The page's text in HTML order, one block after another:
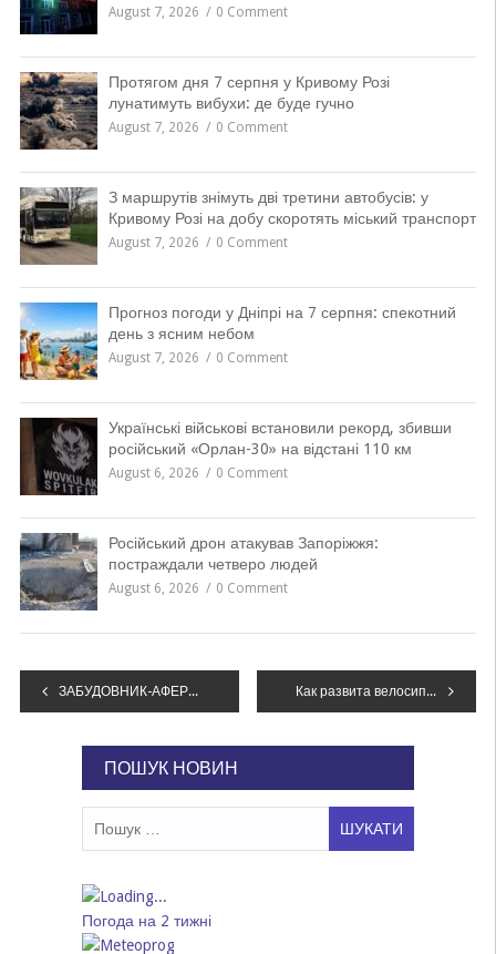
August 7, 2026 0 Comment
Протягом дня 7 серпня у Кривому Розі
лунатимуть вибухи: де буде гучно
August 7, 2026 0 Comment
З маршрутів знімуть дві третини автобусів: у
Кривому Розі на добу скоротять міський транспорт
August 7, 2026 0 Comment
Прогноз погоди у Дніпрі на 7 серпня: спекотний
день з ясним небом
August 7, 2026 0 Comment
Українські військові встановили рекорд, збивши
російський «Орлан-30» на відстані 110 км
August 6, 2026 0 Comment
Російський дрон атакував Запоріжжя:
постраждали четверо людей
August 6, 2026 0 Comment
Навігація
ЗАБУДОВНИК-АФЕРИСТ ПІД МАСКОЮ ПАТРІОТА Как развита велосипедная инфраструктура в Днепре, если сравнивать с Европой, – ФОТО
ПОШУК НОВИН
Погода на 2 тижні